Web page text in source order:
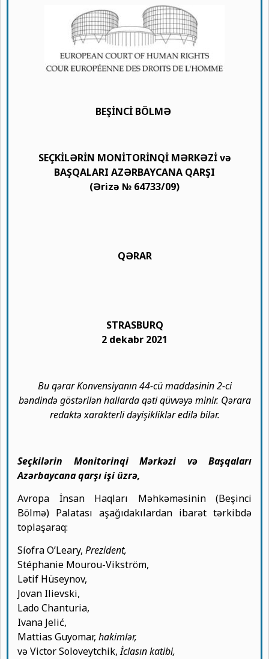
BEŞİNCİ BÖLMƏ
SEÇKİLƏRİN MONİTORİNQİ MƏRKƏZİ və
BAŞQALARI AZƏRBAYCANA QARŞI
(Ərizə № 64733/09)
QƏRAR
STRASBURQ
2 dekabr 2021
Bu qərar Konvensiyanın 44-cü maddəsinin 2-ci
bəndində göstərilən hallarda qəti qüvvəyə minir. Qərara
redaktə xarakterli dəyişikliklər edilə bilər.
Seçkilərin Monitorinqi Mərkəzi və Başqaları
Azərbaycana qarşı işi üzrə,
Avropa İnsan Haqları Məhkəməsinin (Beşinci
Bölmə) Palatası aşağıdakılardan ibarət tərkibdə
toplaşaraq:
Síofra O’Leary, Prezident,
Stéphanie Mourou-Vikström,
Lətif Hüseynov,
Jovan Ilievski,
Lado Chanturia,
Ivana Jelić,
Mattias Guyomar, hakimlər,
və Victor Soloveytchik,İclasın katibi,